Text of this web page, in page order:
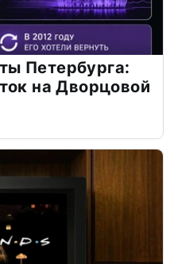
Петербурга:
на Дворцовой